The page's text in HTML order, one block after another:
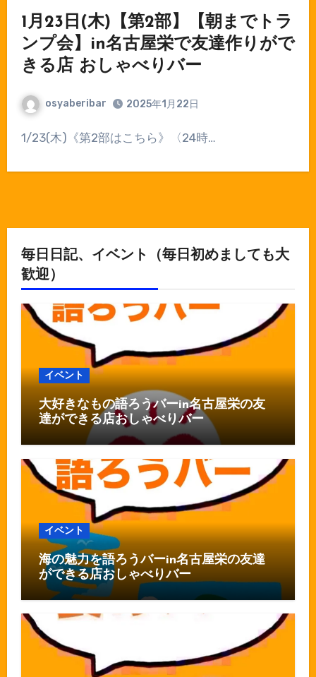
1月23日(木)【第2部】【朝までトラ
ンプ会】in名古屋栄で友達作りがで
きる店 おしゃべりバー
osyaberibar 2025年1月22日
1/23(木)《第2部はこちら》〈24時…
毎日日記、イベント（毎日初めましても大
歓迎）
イベント
大好きなもの語ろうバーin名古屋栄の友
達ができる店おしゃべりバー
イベント
海の魅力を語ろうバーin名古屋栄の友達
ができる店おしゃべりバー